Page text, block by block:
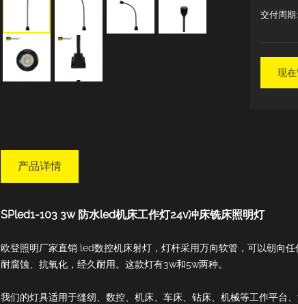
交付周期:
现
产品详情
SPled1-103 3w 防水led机床工作灯24v冲床铣床照明灯
欧登照明厂家直销 led数控机床射灯，灯杆采用万向软管，可以朝向
耐腐蚀、抗氧化，经久耐用。这款灯有3w和5w两种。
我们的灯具适用于缝纫、数控、机床、车床、钻床、机械等工作平台